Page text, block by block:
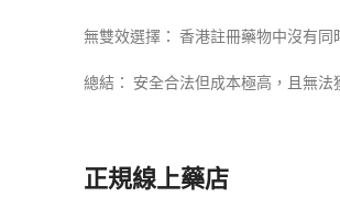
無雙效選擇： 香港註冊藥物中沒有
總結： 安全合法但成本極高，且無
正規線上藥店